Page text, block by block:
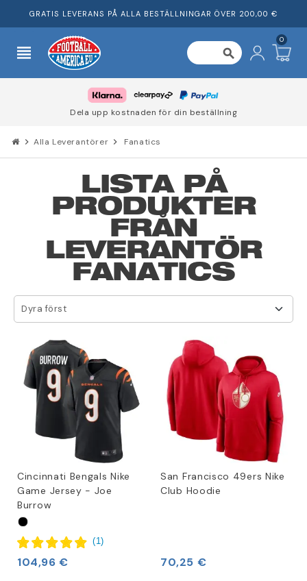
GRATIS LEVERANS PÅ ALLA BESTÄLLNINGAR ÖVER 200,00 €
view_headline search
0
Dela upp kostnaden för din beställning
chevron_right Alla Leverantörer chevron_right Fanatics
LISTA PÅ
PRODUKTER
FRÅN
LEVERANTÖR
FANATICS
Dyra först
Cincinnati Bengals Nike
Game Jersey - Joe
Burrow
(1)
104,96 €
San Francisco 49ers Nike
Club Hoodie
70,25 €